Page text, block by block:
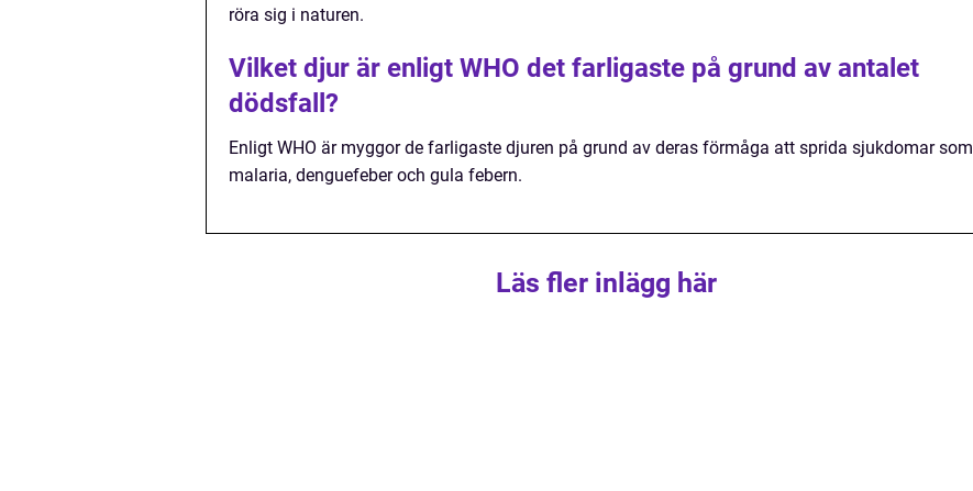
röra sig i naturen.
Vilket djur är enligt WHO det farligaste på grund av antalet
dödsfall?
Enligt WHO är myggor de farligaste djuren på grund av deras förmåga att sprida sjukdomar som
malaria, denguefeber och gula febern.
Läs fler inlägg här